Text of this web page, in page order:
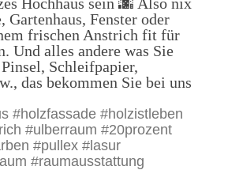
Gartenhaus, Fenster oder
frischen Anstrich fit für
Und alles andere was Sie
Schleifpapier,
das bekommen Sie bei uns
#holzfassade #holzistleben
#ulberraum #20prozent
#pullex #lasur
#raumausstattung